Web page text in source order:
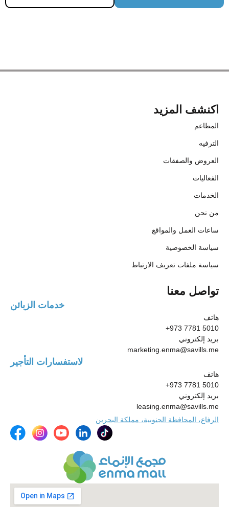
اكنشف المزيد
المطاعم
الترفيه
العروض والصفقات
الفعاليات
الخدمات
من نحن
ساعات العمل والمواقع
سياسة الخصوصية
سياسة ملفات تعريف الارتباط
تواصل معنا
خدمات الزبائن
هاتف
+973 7781 5010
بريد إلكتروني
marketing.enma@savills.me
لاستفسارات التأجير
هاتف
+973 7781 5010
بريد إلكتروني
leasing.enma@savills.me
الرفاع، المحافظة الجنوبية، مملكة البحرين